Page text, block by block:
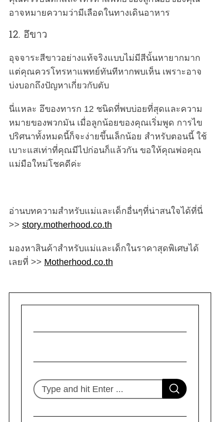
อาจหมายความว่ามีเลือดในทางเดินอาหาร
12. อึขาว
อุจจาระสีขาวอย่างแท้จริงแบบไม่มีสีนั้นหายากมาก
แต่คุณควรโทรหาแพทย์ทันทีหากพบเห็น เพราะอาจ
บ่งบอกถึงปัญหาเกี่ยวกับตับ
นี่แหละ อึของทารก 12 ชนิดที่พบบ่อยที่สุดและความ
หมายของพวกมัน เมื่อลูกน้อยของคุณเริ่มพูด การไข
ปริศนาทั้งหมดนี้ก็จะง่ายขึ้นเล็กน้อย สำหรับตอนนี้ ใช้
เบาะแสเท่าที่คุณมีไปก่อนก็แล้วกัน ขอให้คุณพ่อคุณ
แม่มือใหม่โชคดีค่ะ
อ่านบทความสำหรับแม่และเด็กอื่นๆที่น่าสนใจได้ที่นี่
>> story.motherhood.co.th
มองหาสินค้าสำหรับแม่และเด็กในราคาสุดพิเศษได้
เลยที่ >> Motherhood.co.th
S
e
S
E
C